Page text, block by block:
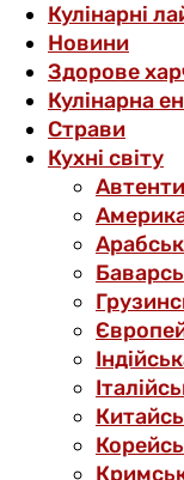
Кулінарні
Новини
Здорове
Кулінарна
Страви
Кухні світу